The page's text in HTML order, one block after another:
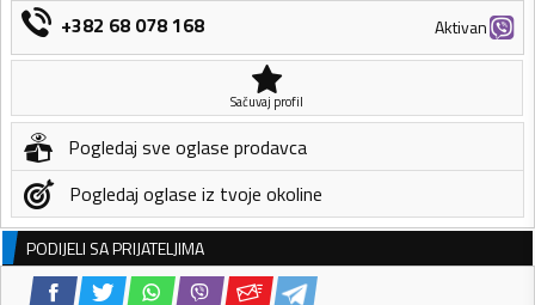
+382 68 078 168 Aktivan
Sačuvaj profil
Pogledaj sve oglase prodavca
Pogledaj oglase iz tvoje okoline
PODIJELI SA PRIJATELJIMA